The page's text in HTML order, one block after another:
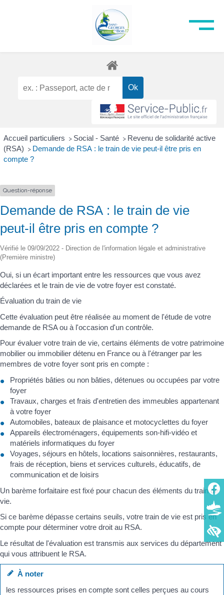
Accueil particuliers > Social - Santé > Revenu de solidarité active
(RSA) > Demande de RSA : le train de vie peut-il être pris en
compte ?
Question-réponse
Demande de RSA : le train de vie
peut-il être pris en compte ?
Vérifié le 09/09/2022 - Direction de l'information légale et administrative
(Première ministre)
Oui, si un écart important entre les ressources que vous avez
déclarées et le train de vie de votre foyer est constaté.
Évaluation du train de vie
Cette évaluation peut être réalisée au moment de l'étude de votre
demande de RSA ou à l'occasion d'un contrôle.
Pour évaluer votre train de vie, certains éléments de votre patrimoine
mobilier ou immobilier détenu en France ou à l'étranger par les
membres de votre foyer sont pris en compte :
Propriétés bâties ou non bâties, détenues ou occupées par votre
foyer
Travaux, charges et frais d'entretien des immeubles appartenant
à votre foyer
Automobiles, bateaux de plaisance et motocyclettes du foyer
Appareils électroménagers, équipements son-hifi-vidéo et
matériels informatiques du foyer
Voyages, séjours en hôtels, locations saisonnières, restaurants,
frais de réception, biens et services culturels, éducatifs, de
communication et de loisirs
Un barème forfaitaire est fixé pour chacun des éléments du train de
vie.
Si ce barème dépasse certains seuils, votre train de vie est pris en
compte pour déterminer votre droit au RSA.
Le résultat de l'évaluation est transmis aux services du département
qui vous attribuent le RSA.
À noter
les ressources prises en compte sont celles perçues au cours